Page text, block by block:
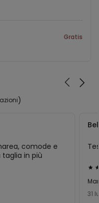
Gratis
comode e
in più
5
su
31